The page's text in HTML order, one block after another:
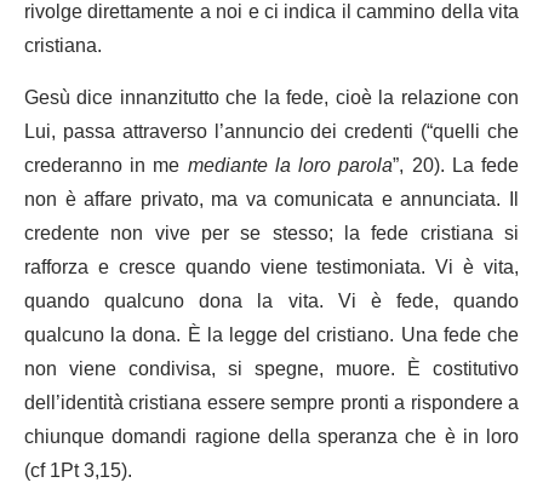
rivolge direttamente a noi e ci indica il cammino della vita
cristiana.
Gesù dice innanzitutto che la fede, cioè la relazione con
Lui, passa attraverso l’annuncio dei credenti (“quelli che
crederanno in me mediante la loro parola”, 20). La fede
non è affare privato, ma va comunicata e annunciata. Il
credente non vive per se stesso; la fede cristiana si
rafforza e cresce quando viene testimoniata. Vi è vita,
quando qualcuno dona la vita. Vi è fede, quando
qualcuno la dona. È la legge del cristiano. Una fede che
non viene condivisa, si spegne, muore. È costitutivo
dell’identità cristiana essere sempre pronti a rispondere a
chiunque domandi ragione della speranza che è in loro
(cf 1Pt 3,15).